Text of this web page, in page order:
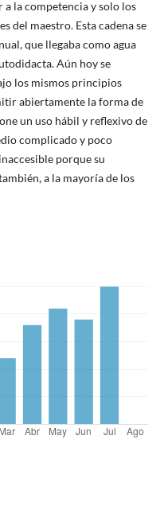
la competencia y solo los
del maestro. Esta cadena se
que llegaba como agua
Aún hoy se
los mismos principios
abiertamente la forma de
un uso hábil y reflexivo de
complicado y poco
porque su
a la mayoría de los